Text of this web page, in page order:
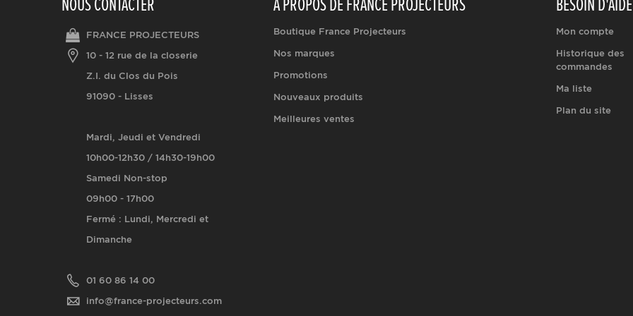
NOUS CONTACTER
FRANCE PROJECTEURS
10 - 12 rue de la closerie
Z.I. du Clos du Pois
91090 - Lisses
Mardi, Jeudi et Vendredi
10h00-12h30 / 14h30-19h00
Samedi Non-stop
09h00 - 17h00
Fermé : Lundi, Mercredi et
Dimanche
01 60 86 14 00
info@france-projecteurs.com
A PROPOS DE FRANCE PROJECTEURS
Boutique France Projecteurs
Nos marques
Promotions
Nouveaux produits
Meilleures ventes
BESOIN
Mon compte
Historique des
commandes
Ma liste
Plan du site